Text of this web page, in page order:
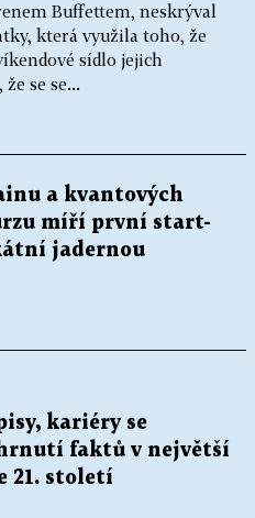
Buffettem, neskrýval
která využila toho, že
sídlo jejich
se se...
a kvantových
míří první start-
jadernou
kariéry se
faktů v největší
21. století